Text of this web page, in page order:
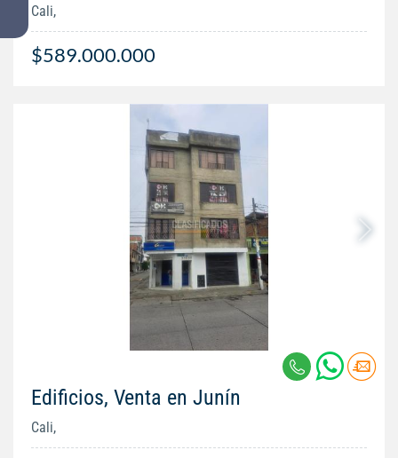
Cali,
$589.000.000
Edificios, Venta en Junín
Cali,